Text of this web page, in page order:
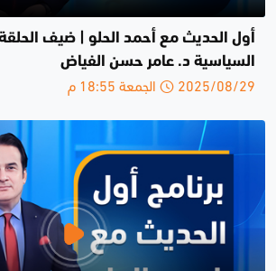
أول الحديث مع أحمد الحلو | ضيف
السياسية د. عامر حسن الفياض
2025/08/29 الجمعة 18:55 م